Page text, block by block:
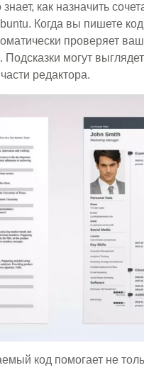
как назначить
Когда вы пишете
проверяет
могут
редактора.
код помогает не